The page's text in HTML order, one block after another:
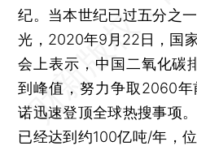
纪。当本世纪已过五分之
光，2020年9月22日，国
会上表示，中国二氧化碳
到峰值，努力争取2060
诺迅速登顶全球热搜事项
已经达到约100亿吨/年，